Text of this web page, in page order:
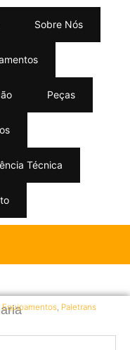
Sobre Nós
Peças
Técnica
Equipamentos, Paletrans